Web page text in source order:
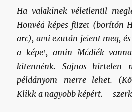
Ha valakinek véletlenül
Honvéd képes füzet (borítón
arc), ami ezután jelent meg,
a képet, amin Mádiék
kitennénk. Sajnos hirtelen
példányom merre lehet.
Klikk a nagyobb képért. –